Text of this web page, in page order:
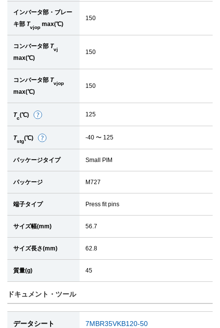
インバータ部・ブレー
キ部 Tvjop max(℃)
150
コンバータ部 Tvj
max(℃)
150
コンバータ部 Tvjop
max(℃)
150
Tc(℃)
詳
細
125
Tstg(℃)
詳
細
-40 〜 125
パッケージタイプ Small PIM
パッケージ M727
端子タイプ Press fit pins
サイズ幅(mm) 56.7
サイズ長さ(mm) 62.8
質量(g) 45
ドキュメント・ツール
データシート 7MBR35VKB120-50